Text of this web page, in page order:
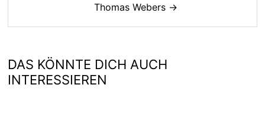
Thomas Webers →
DAS KÖNNTE DICH AUCH
INTERESSIEREN